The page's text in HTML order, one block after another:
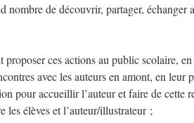
nombre de découvrir, partager, échanger
proposer ces actions au public scolaire,
avec les auteurs en amont, en leur
pour accueillir l’auteur et faire de cette
les élèves et l’auteur/illustrateur ;